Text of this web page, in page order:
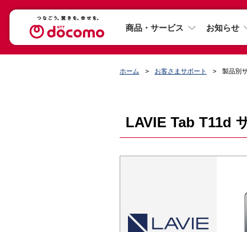
商品・サービス お知らせ
ホーム お客さまサポート 製品別
LAVIE Tab T11d